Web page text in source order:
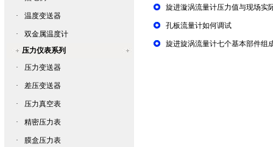
· 温度变送器
·
双金属温度计
压力仪表系列
·
压力变送器
· 差压变送器
· 压力真空表
· 精密压力表
· 膜盒压力表
旋进漩涡流量计压力值与现场实
孔板流量计如何调试
旋进旋涡流量计七个基本部件组